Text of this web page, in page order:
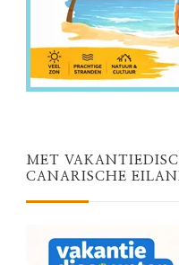
MET
CANARISCHE